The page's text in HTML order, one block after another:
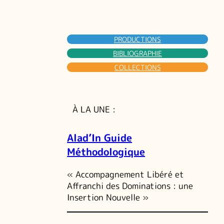
PRODUCTIONS
BIBLIOGRAPHIE
COLLECTIONS
À LA UNE :
Alad’In Guide
Méthodologique
« Accompagnement Libéré et
Affranchi des Dominations : une
Insertion Nouvelle »